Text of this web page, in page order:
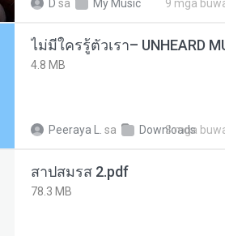
D sa My Music 9 mga
4.8 MB
Peeraya L. sa Downloads
3 mga
สาปสมรส 2.pdf
78.3 MB